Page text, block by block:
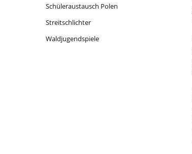
Schüleraustausch Polen
Streitschlichter
Waldjugendspiele